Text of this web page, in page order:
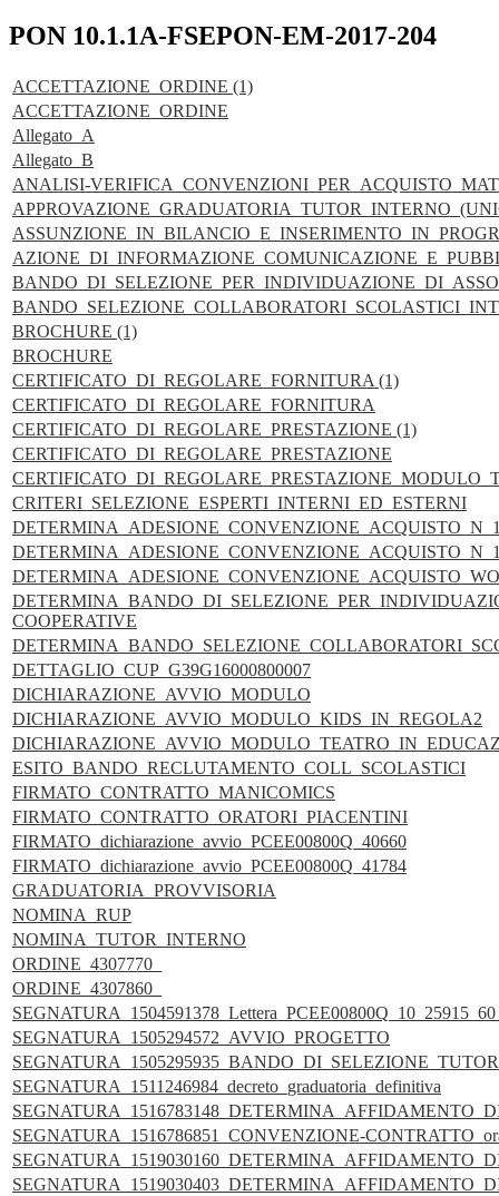
PON 10.1.1A-FSEPON-EM-2017-204
ACCETTAZIONE_ORDINE (1)
ACCETTAZIONE_ORDINE
Allegato_A
Allegato_B
ANALISI-
BROCHURE (1)
BROCHURE
CERTIFICATO_DI_REGOLARE_FORNITURA (1)
CERTIFICATO_DI_REGOLARE_FORNITURA
CERTIFICATO_DI_REGOLARE_PRESTAZIONE (1)
CERTIFICATO_DI_REGOLARE_PRESTAZIONE
CRITERI_SELEZIONE_ESPERTI_INTERNI_ED_ESTERNI
COOPERATIVE
DETTAGLIO_CUP_G39G16000800007
DICHIARAZIONE_AVVIO_MODULO
DICHIARAZIONE_AVVIO_MODULO_KIDS_IN_REGOLA2
ESITO_BANDO_RECLUTAMENTO_COLL_SCOLASTICI
FIRMATO_CONTRATTO_MANICOMICS
FIRMATO_CONTRATTO_ORATORI_PIACENTINI
FIRMATO_dichiarazione_avvio_PCEE00800Q_40660
FIRMATO_dichiarazione_avvio_PCEE00800Q_41784
GRADUATORIA_PROVVISORIA
NOMINA_RUP
NOMINA_TUTOR_INTERNO
ORDINE_4307770_
ORDINE_4307860_
SEGNATURA_1505294572_AVVIO_PROGETTO
SEGNATURA_1505295935_BANDO_DI_SELEZIONE_TUTOR
SEGNATURA_1511246984_decreto_graduatoria_definitiva
SEGNATURA_1516786851_CONVENZIONE-